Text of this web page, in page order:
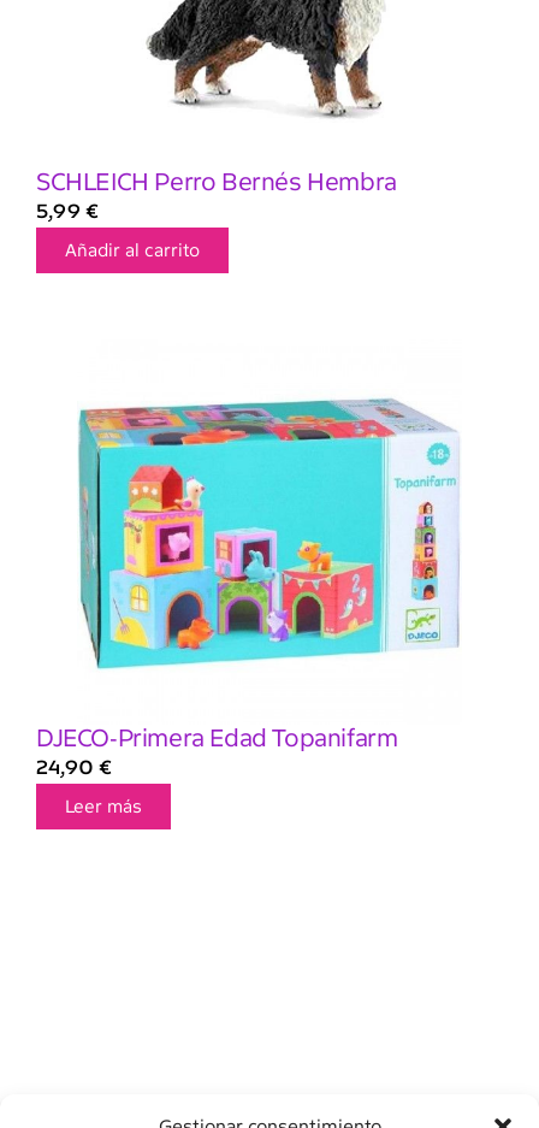
SCHLEICH Perro Bernés Hembra
5,99 €
Añadir al carrito
DJECO-Primera Edad Topanifarm
24,90 €
Leer más